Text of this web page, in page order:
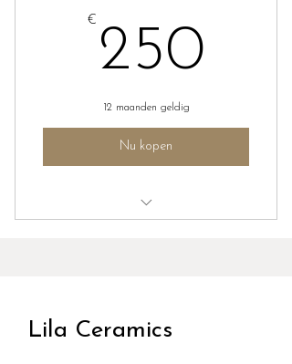
€ 250
12 maanden geldig
Nu kopen
Lila Ceramics